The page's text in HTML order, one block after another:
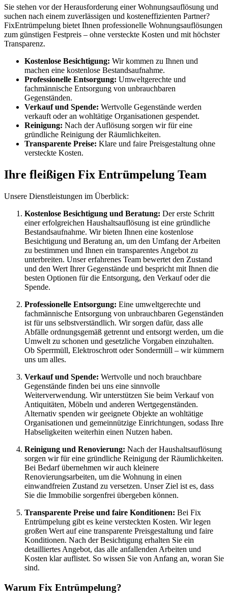
Sie stehen vor der Herausforderung einer Wohnungsauflösung und
suchen nach einem zuverlässigen und kosteneffizienten Partner?
FixEntrümpelung bietet Ihnen professionelle Wohnungsauflösungen
zum günstigen Festpreis – ohne versteckte Kosten und mit höchster
Transparenz.
Kostenlose Besichtigung: Wir kommen zu Ihnen und
machen eine kostenlose Bestandsaufnahme.
Professionelle Entsorgung: Umweltgerechte und
fachmännische Entsorgung von unbrauchbaren
Gegenständen.
Verkauf und Spende: Wertvolle Gegenstände werden
verkauft oder an wohltätige Organisationen gespendet.
Reinigung: Nach der Auflösung sorgen wir für eine
gründliche Reinigung der Räumlichkeiten.
Transparente Preise: Klare und faire Preisgestaltung ohne
versteckte Kosten.
Ihre fleißigen Fix Entrümpelung Team
Unsere Dienstleistungen im Überblick:
Kostenlose Besichtigung und Beratung: Der erste Schritt
einer erfolgreichen Haushaltsauflösung ist eine gründliche
Bestandsaufnahme. Wir bieten Ihnen eine kostenlose
Besichtigung und Beratung an, um den Umfang der Arbeiten
zu bestimmen und Ihnen ein transparentes Angebot zu
unterbreiten. Unser erfahrenes Team bewertet den Zustand
und den Wert Ihrer Gegenstände und bespricht mit Ihnen die
besten Optionen für die Entsorgung, den Verkauf oder die
Spende.
Professionelle Entsorgung: Eine umweltgerechte und
fachmännische Entsorgung von unbrauchbaren Gegenständen
ist für uns selbstverständlich. Wir sorgen dafür, dass alle
Abfälle ordnungsgemäß getrennt und entsorgt werden, um die
Umwelt zu schonen und gesetzliche Vorgaben einzuhalten.
Ob Sperrmüll, Elektroschrott oder Sondermüll – wir kümmern
uns um alles.
Verkauf und Spende: Wertvolle und noch brauchbare
Gegenstände finden bei uns eine sinnvolle
Weiterverwendung. Wir unterstützen Sie beim Verkauf von
Antiquitäten, Möbeln und anderen Wertgegenständen.
Alternativ spenden wir geeignete Objekte an wohltätige
Organisationen und gemeinnützige Einrichtungen, sodass Ihre
Habseligkeiten weiterhin einen Nutzen haben.
Reinigung und Renovierung: Nach der Haushaltsauflösung
sorgen wir für eine gründliche Reinigung der Räumlichkeiten.
Bei Bedarf übernehmen wir auch kleinere
Renovierungsarbeiten, um die Wohnung in einen
einwandfreien Zustand zu versetzen. Unser Ziel ist es, dass
Sie die Immobilie sorgenfrei übergeben können.
Transparente Preise und faire Konditionen: Bei Fix
Entrümpelung gibt es keine versteckten Kosten. Wir legen
großen Wert auf eine transparente Preisgestaltung und faire
Konditionen. Nach der Besichtigung erhalten Sie ein
detailliertes Angebot, das alle anfallenden Arbeiten und
Kosten klar auflistet. So wissen Sie von Anfang an, woran Sie
sind.
Warum Fix Entrümpelung?